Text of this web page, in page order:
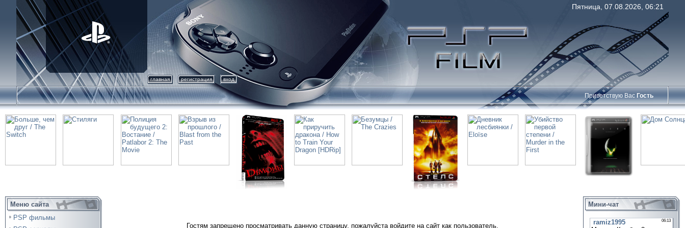
Пятница, 07.08.2026, 06:21
главная регистрация вход
Приветствую Вас Гость
Меню сайта
PSP фильмы
Гостям запрещено просматривать данную страницу, пожалуйста войдите на сайт как пользователь.
Мини-чат